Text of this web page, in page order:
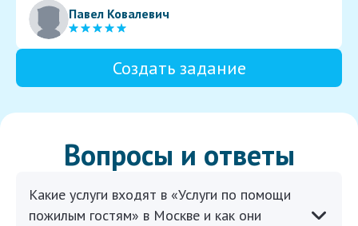
Павел Ковалевич
Создать задание
Вопросы и ответы
Какие услуги входят в «Услуги по помощи
пожилым гостям» в Москве и как они